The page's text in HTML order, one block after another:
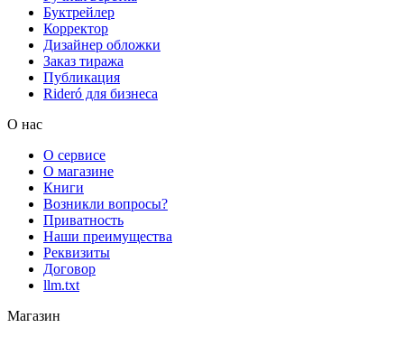
Буктрейлер
Корректор
Дизайнер обложки
Заказ тиража
Публикация
Rideró для бизнеса
О нас
О сервисе
О магазине
Книги
Возникли вопросы?
Приватность
Наши преимущества
Реквизиты
Договор
llm.txt
Магазин